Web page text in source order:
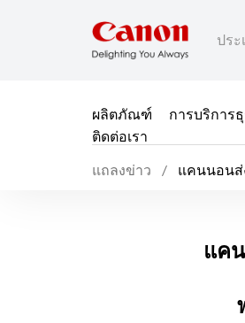
ประ
ผลิตภัณฑ์ การบริการ
ติดต่อเรา
แถลงข่าว แคนนอนส่
แคนนอนส่ง
แค